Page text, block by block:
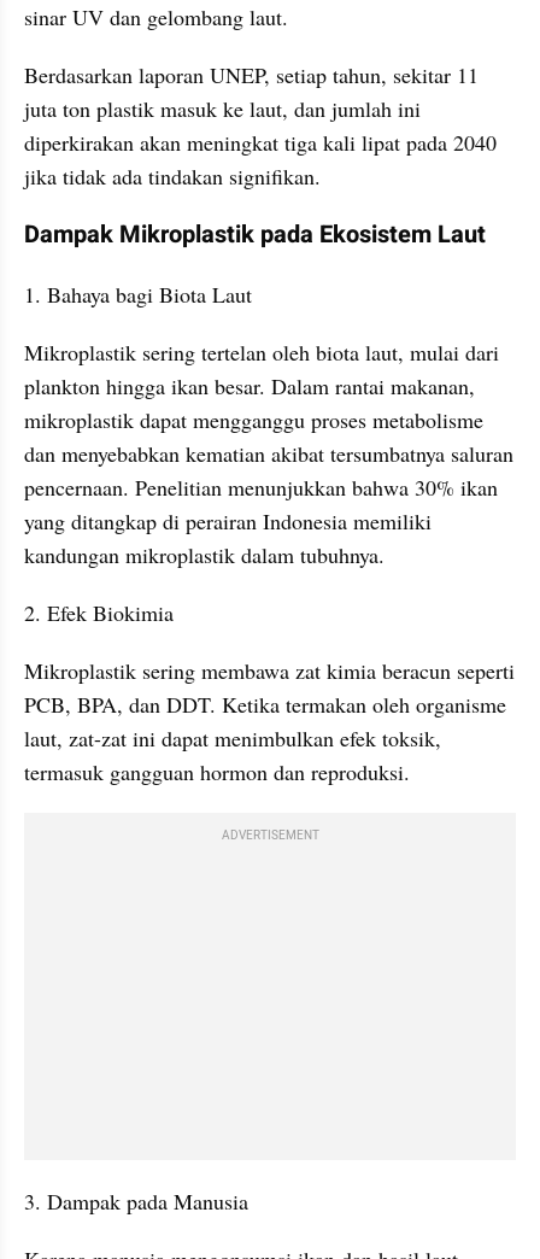
sinar UV dan gelombang laut.
Berdasarkan laporan UNEP, setiap tahun, sekitar 11
juta ton plastik masuk ke laut, dan jumlah ini
diperkirakan akan meningkat tiga kali lipat pada 2040
jika tidak ada tindakan signifikan.
Dampak Mikroplastik pada Ekosistem Laut
1. Bahaya bagi Biota Laut
Mikroplastik sering tertelan oleh biota laut, mulai dari
plankton hingga ikan besar. Dalam rantai makanan,
mikroplastik dapat mengganggu proses metabolisme
dan menyebabkan kematian akibat tersumbatnya saluran
pencernaan. Penelitian menunjukkan bahwa 30% ikan
yang ditangkap di perairan Indonesia memiliki
kandungan mikroplastik dalam tubuhnya.
2. Efek Biokimia
Mikroplastik sering membawa zat kimia beracun seperti
PCB, BPA, dan DDT. Ketika termakan oleh organisme
laut, zat-zat ini dapat menimbulkan efek toksik,
termasuk gangguan hormon dan reproduksi.
ADVERTISEMENT
3. Dampak pada Manusia